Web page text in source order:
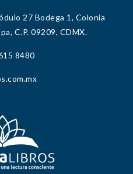
27 Bodega 1, Colonia
C.P. 09209, CDMX.
8480